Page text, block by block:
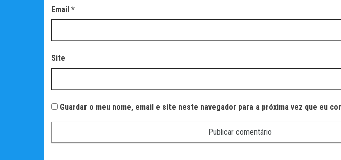
Email *
Site
Guardar o meu nome, email e site neste navegador para a próxima vez que eu